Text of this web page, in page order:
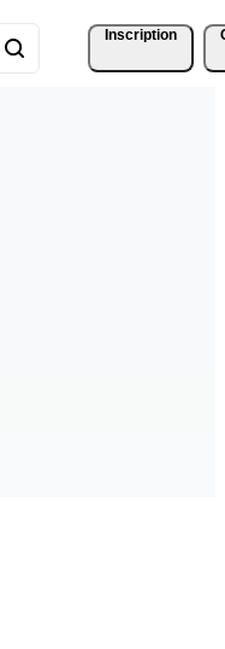
Inscription